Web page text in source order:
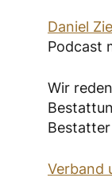
Daniel
Podcast
Wir
Verband